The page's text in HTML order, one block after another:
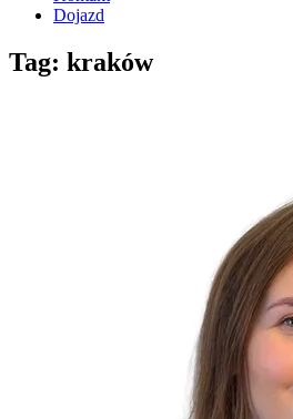
Dojazd
Tag: kraków